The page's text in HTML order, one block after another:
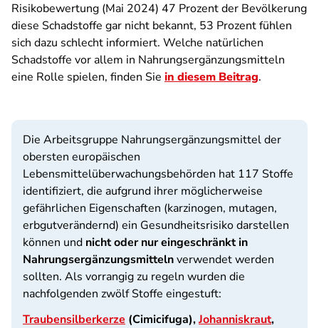
Risikobewertung (Mai 2024) 47 Prozent der Bevölkerung
diese Schadstoffe gar nicht bekannt, 53 Prozent fühlen
sich dazu schlecht informiert. Welche natürlichen
Schadstoffe vor allem in Nahrungsergänzungsmitteln
eine Rolle spielen, finden Sie in diesem Beitrag.
Die Arbeitsgruppe Nahrungsergänzungsmittel der
obersten europäischen
Lebensmittelüberwachungsbehörden hat 117 Stoffe
identifiziert, die aufgrund ihrer möglicherweise
gefährlichen Eigenschaften (karzinogen, mutagen,
erbgutverändernd) ein Gesundheitsrisiko darstellen
können und nicht oder nur eingeschränkt in
Nahrungsergänzungsmittelnverwendet werden
sollten. Als vorrangig zu regeln wurden die
nachfolgenden zwölf Stoffe eingestuft:
Traubensilberkerze (Cimicifuga),Johanniskraut,